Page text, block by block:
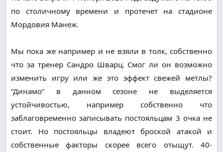
по столичному времени и протечет на стадионе
Мордовия Манеж.
Мы пока же например и не взяли в толк, собственно
что за тренер Сандро Шварц. Смог ли он возможно
изменить игру или же это эффект свежей метлы?
“Динамо” в данном сезоне не выделяется
устойчивостью, например собственно что
заблаговременно записывать постояльцам 3 очка не
стоит. Но постояльцы владеют броской атакой и
собственные факторы скорее всего отыщут. 40-